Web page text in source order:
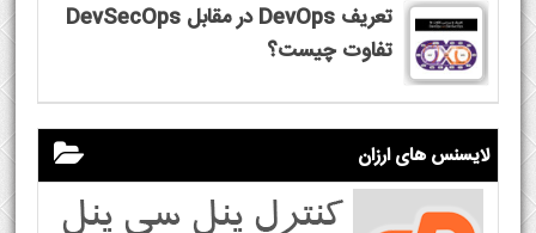
تعریف DevOps در مقابل DevSecOps
تفاوت چیست؟
لایسنس های ارزان